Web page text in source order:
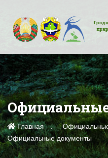
Главная
Официальные документы